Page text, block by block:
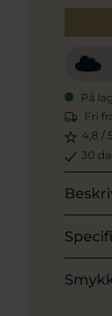
På
Fri
4,8 /
30